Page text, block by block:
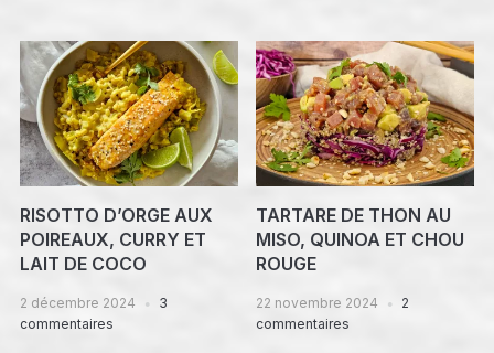
RISOTTO D’ORGE AUX
POIREAUX, CURRY ET
LAIT DE COCO
2 décembre 2024
3
commentaires
TARTARE DE THON AU
MISO, QUINOA ET CHOU
ROUGE
22 novembre 2024
2
commentaires